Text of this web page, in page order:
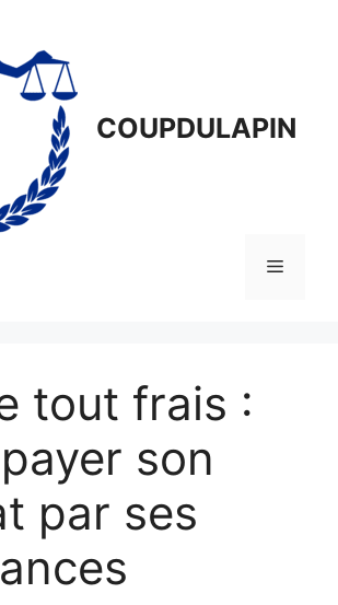
COUPDULAPIN
Menu
tout frais :
son
par ses